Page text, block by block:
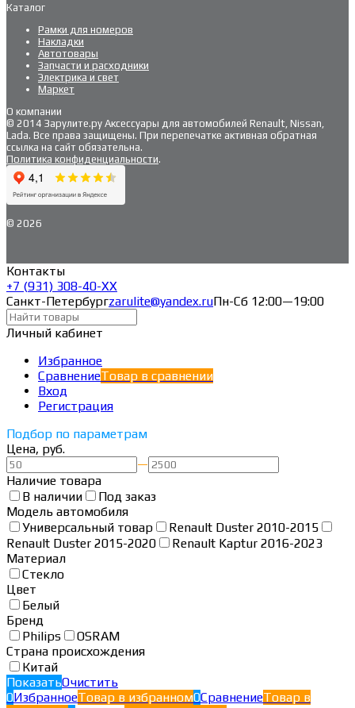
Каталог
Рамки для номеров
Накладки
Автотовары
Запчасти и расходники
Электрика и свет
Маркет
О компании
© 2014 Зарулите.ру Аксессуары для автомобилей Renault, Nissan,
Lada. Все права защищены. При перепечатке активная обратная
ссылка на сайт обязательна.
Политика конфиденциальности.
© 2026
Контакты
+7 (931) 308-40-ХХ
Санкт-Петербургzarulite@yandex.ruПн-Сб 12:00—19:00
Личный кабинет
Избранное
СравнениеТовар в сравнении
Вход
Регистрация
Подбор по параметрам
Цена, руб.
—
Наличие товара
В наличии
Под заказ
Модель автомобиля
Универсальный товар
Renault Duster 2010-2015
Renault Duster 2015-2020
Renault Kaptur 2016-2023
Материал
Стекло
Цвет
Белый
Бренд
Philips
OSRAM
Страна происхождения
Китай
ПоказатьОчистить
0ИзбранноеТовар в избранном0СравнениеТовар в